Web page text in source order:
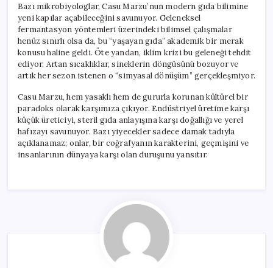
Bazı mikrobiyologlar, Casu Marzu’nun modern gıda bilimine
yeni kapılar açabileceğini savunuyor. Geleneksel
fermantasyon yöntemleri üzerindeki bilimsel çalışmalar
henüz sınırlı olsa da, bu “yaşayan gıda” akademik bir merak
konusu haline geldi. Öte yandan, iklim krizi bu geleneği tehdit
ediyor. Artan sıcaklıklar, sineklerin döngüsünü bozuyor ve
artık her sezon istenen o “simyasal dönüşüm” gerçekleşmiyor.
Casu Marzu, hem yasaklı hem de gururla korunan kültürel bir
paradoks olarak karşımıza çıkıyor. Endüstriyel üretime karşı
küçük üreticiyi, steril gıda anlayışına karşı doğallığı ve yerel
hafızayı savunuyor. Bazı yiyecekler sadece damak tadıyla
açıklanamaz; onlar, bir coğrafyanın karakterini, geçmişini ve
insanlarının dünyaya karşı olan duruşunu yansıtır.